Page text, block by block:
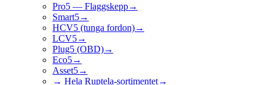
Pro5 — Flaggskepp→
Smart5→
HCV5 (tunga fordon)→
LCV5→
Plug5 (OBD)→
Eco5→
Asset5→
→ Hela Ruptela-sortimentet→